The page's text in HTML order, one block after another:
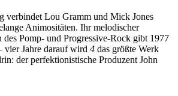
verbindet Lou Gramm und Mick Jones
Animositäten. Ihr melodischer
Pomp- und Progressive-Rock gibt 1977
Jahre darauf wird 4 das größte Werk
der perfektionistische Produzent John